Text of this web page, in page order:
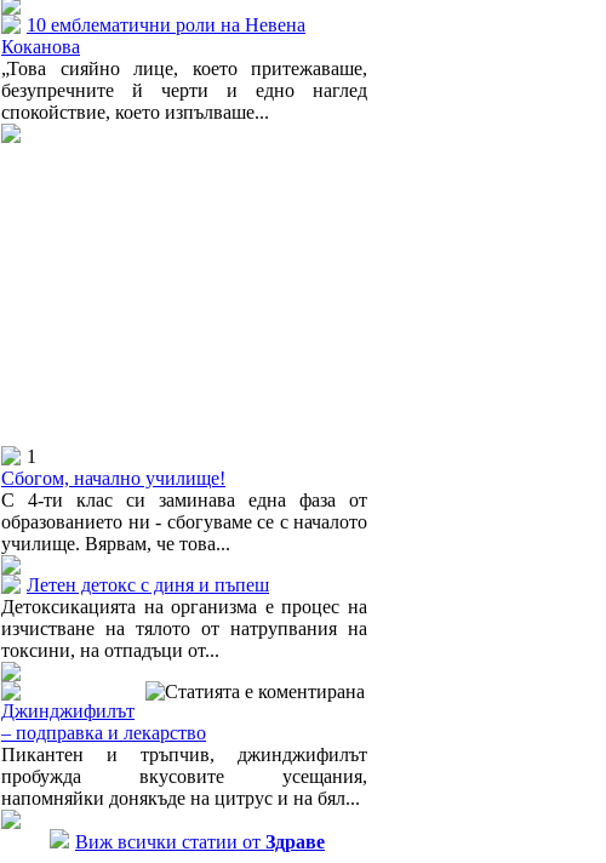
10 емблематични роли на Невена
Коканова
„Това сияйно лице, което притежаваше,
безупречните й черти и едно наглед
спокойствие, което изпълваше...
1
Сбогом, начално училище!
С 4-ти клас си заминава една фаза от
образованието ни - сбогуваме се с началото
училище. Вярвам, че това...
Летен детокс с диня и пъпеш
Детоксикацията на организма е процес на
изчистване на тялото от натрупвания на
токсини, на отпадъци от...
Джинджифилът
– подправка и лекарство
Пикантен и тръпчив, джинджифилът
пробужда вкусовите усещания,
напомняйки донякъде на цитрус и на бял...
Виж всички статии от Здраве